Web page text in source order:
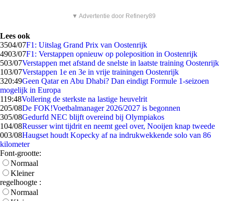
▼ Advertentie door Refinery89
Lees ook
3504/07F1: Uitslag Grand Prix van Oostenrijk
4903/07F1: Verstappen opnieuw op poleposition in Oostenrijk
503/07Verstappen met afstand de snelste in laatste training Oostenrijk
103/07Verstappen 1e en 3e in vrije trainingen Oostenrijk
320:49Geen Qatar en Abu Dhabi? Dan eindigt Formule 1-seizoen
mogelijk in Europa
119:48Vollering de sterkste na lastige heuvelrit
205/08De FOK!Voetbalmanager 2026/2027 is begonnen
305/08Gedurfd NEC blijft overeind bij Olympiakos
104/08Reusser wint tijdrit en neemt geel over, Nooijen knap tweede
003/08Haugset houdt Kopecky af na indrukwekkende solo van 86
kilometer
Font-grootte:
Normaal
Kleiner
regelhoogte :
Normaal